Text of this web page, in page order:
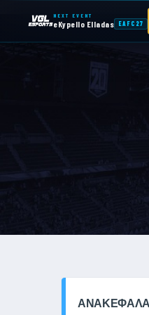
NEXT EVENT
eKypello Elladas EAFC27
NEXT EVENT — REGISTER NOW
eKypello Elladas